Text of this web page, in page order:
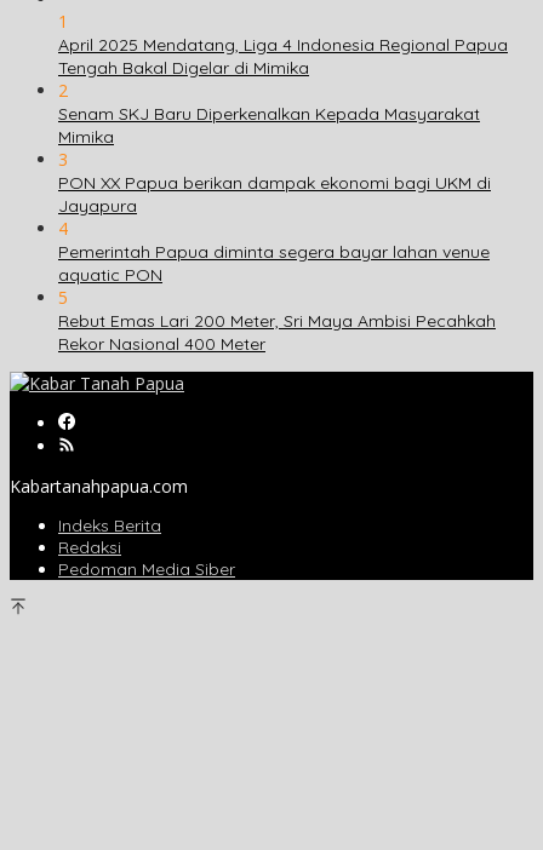
1
April 2025 Mendatang, Liga 4 Indonesia Regional Papua
Tengah Bakal Digelar di Mimika
2
Senam SKJ Baru Diperkenalkan Kepada Masyarakat
Mimika
3
PON XX Papua berikan dampak ekonomi bagi UKM di
Jayapura
4
Pemerintah Papua diminta segera bayar lahan venue
aquatic PON
5
Rebut Emas Lari 200 Meter, Sri Maya Ambisi Pecahkah
Rekor Nasional 400 Meter
Kabartanahpapua.com
Indeks Berita
Redaksi
Pedoman Media Siber